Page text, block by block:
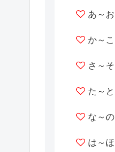
あ～お
か～こ
さ～そ
た～と
な～の
は～ほ